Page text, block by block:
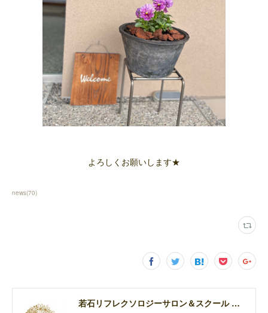
よろしくお願いします★
news(70)
若石リフレクソロジーサロン＆スクール elan